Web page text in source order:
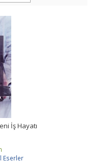
İş Hayatı
Eserler